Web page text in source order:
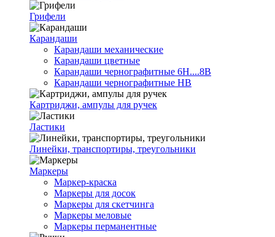
Грифели
Карандаши
Карандаши механические
Карандаши цветные
Карандаши чернографитные 6H....8B
Карандаши чернографитные HB
Картриджи, ампулы для ручек
Ластики
Линейки, транспортиры, треугольники
Маркеры
Маркер-краска
Маркеры для досок
Маркеры для скетчинга
Маркеры меловые
Маркеры перманентные